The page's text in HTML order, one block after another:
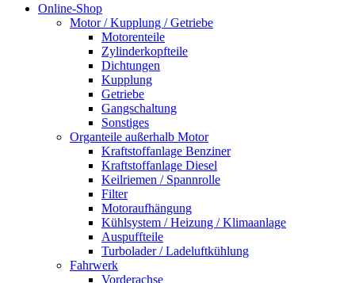
Online-Shop
Motor / Kupplung / Getriebe
Motorenteile
Zylinderkopfteile
Dichtungen
Kupplung
Getriebe
Gangschaltung
Sonstiges
Organteile außerhalb Motor
Kraftstoffanlage Benziner
Kraftstoffanlage Diesel
Keilriemen / Spannrolle
Filter
Motoraufhängung
Kühlsystem / Heizung / Klimaanlage
Auspuffteile
Turbolader / Ladeluftkühlung
Fahrwerk
Vorderachse